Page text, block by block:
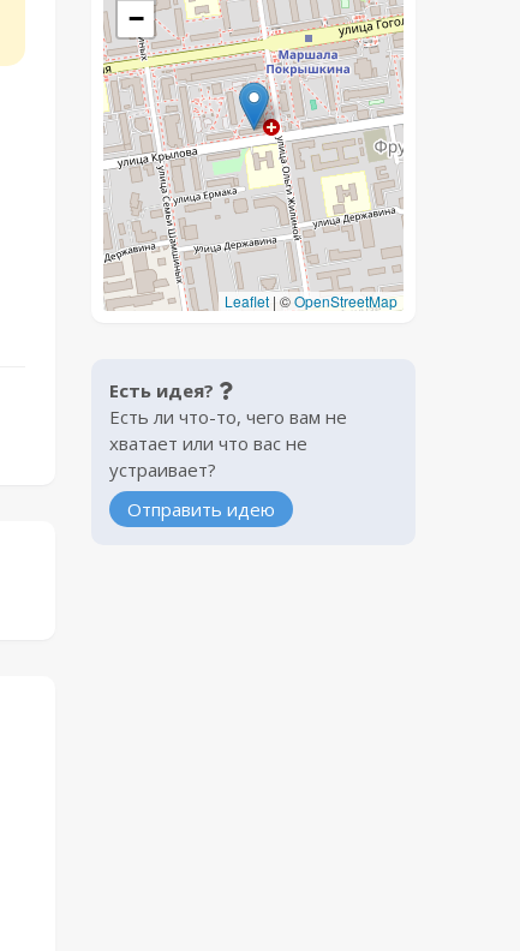
−
Leaflet | ©OpenStreetMap
Есть идея?
Есть ли что-то, чего вам не
хватает или что вас не
устраивает?
Отправить идею